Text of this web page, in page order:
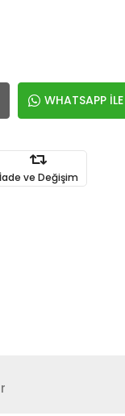
WHATSAPP
İade ve Değişim